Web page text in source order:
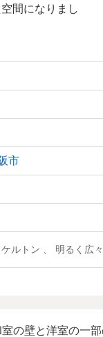
間になりまし
市
ルトン 、 明るく広
の壁と洋室の一